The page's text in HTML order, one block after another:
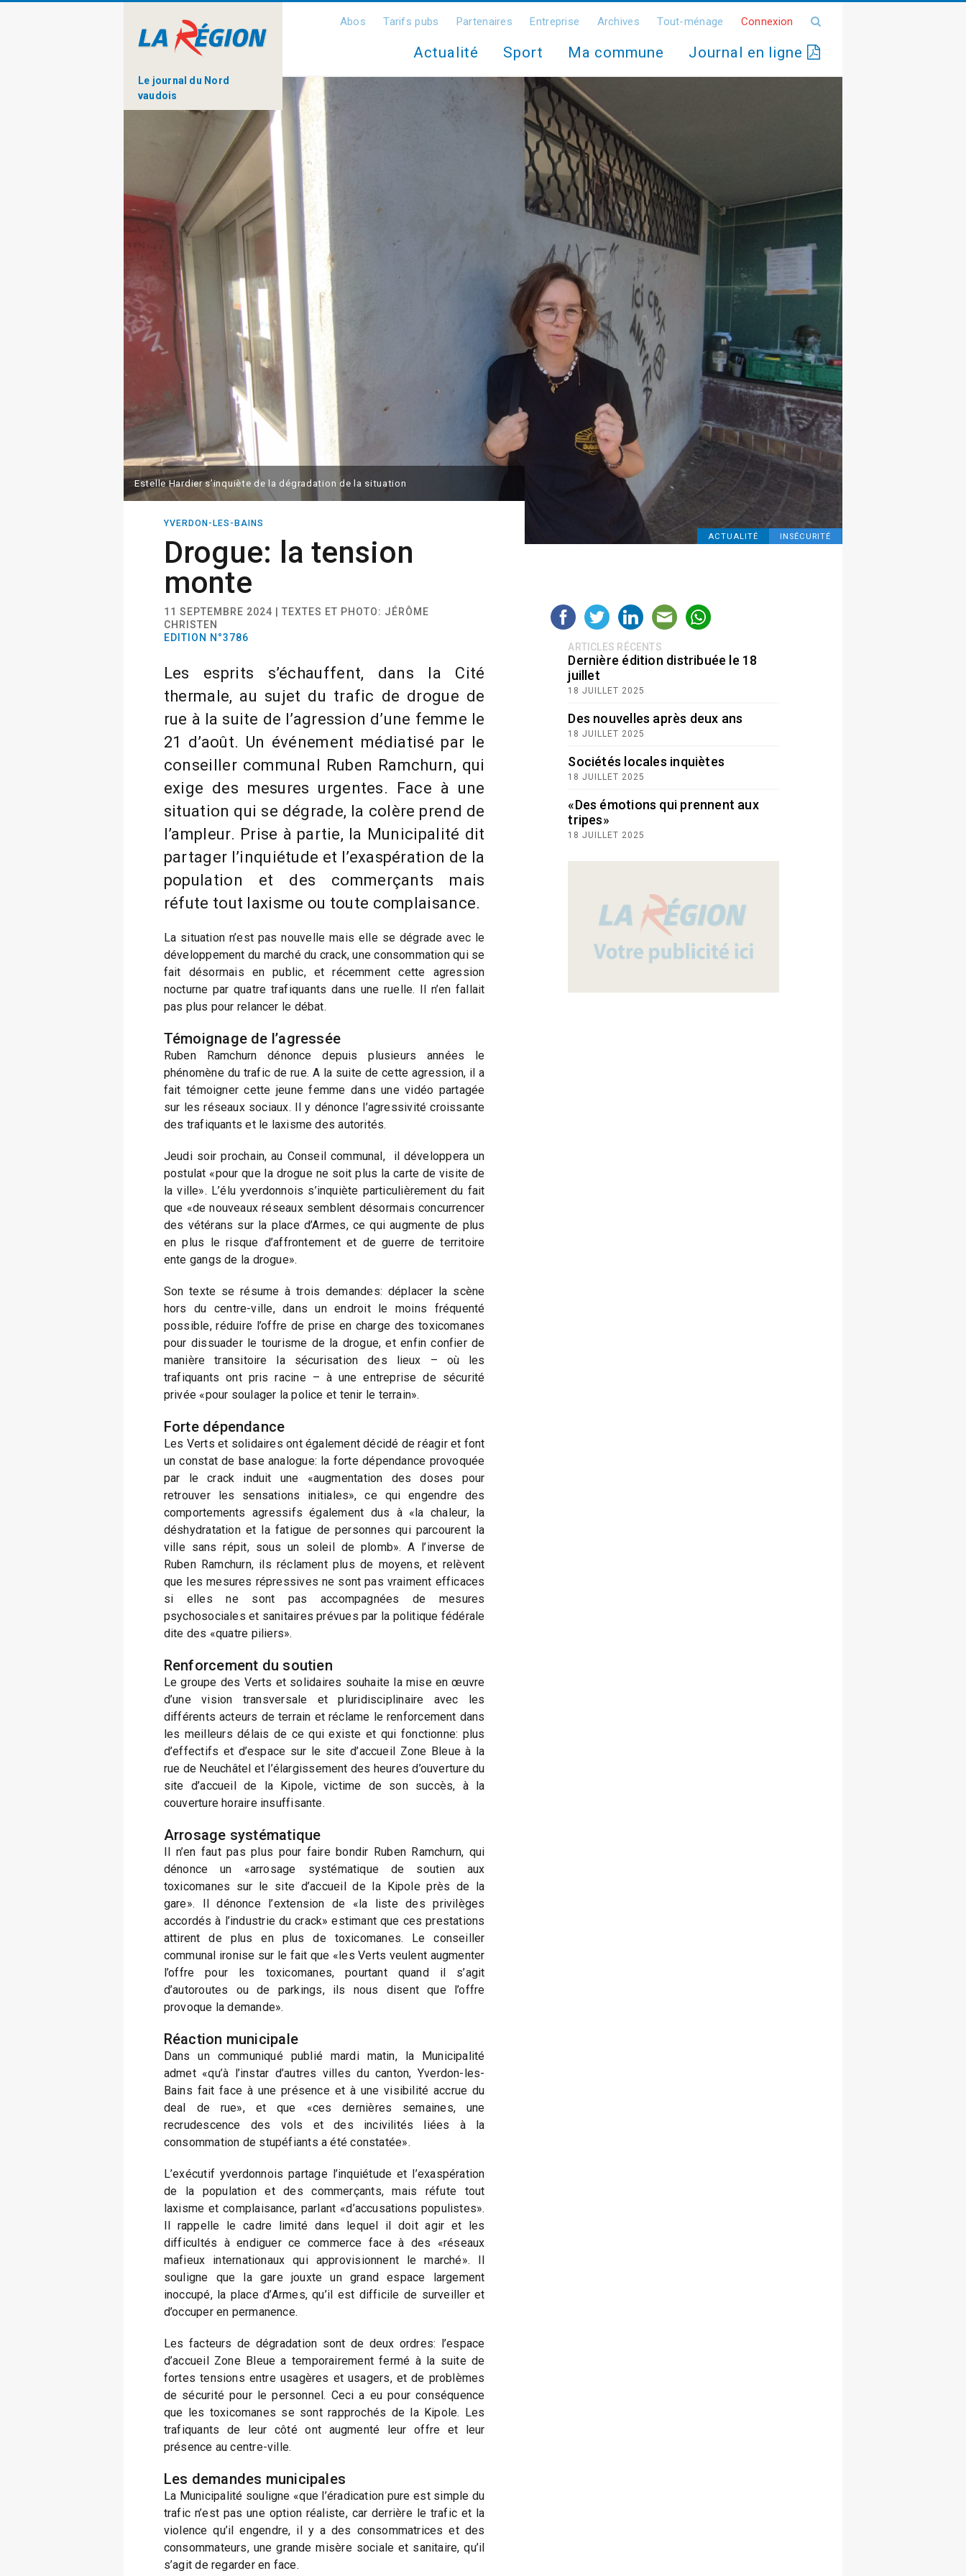
Le journal du Nord
vaudois
Abos Tarifs pubs Partenaires Entreprise Archives Tout-ménage Connexion
Actualité Sport Ma commune Journal en ligne
ACTUALITÉ INSÉCURITÉ
Estelle Hardier s’inquiète de la dégradation de la situation
YVERDON-LES-BAINS
Drogue: la tension
monte
11 SEPTEMBRE 2024 | TEXTES ET PHOTO: JÉRÔME
CHRISTEN
EDITION N°3786
Les esprits s’échauffent, dans la Cité
thermale, au sujet du trafic de drogue de
rue à la suite de l’agression d’une femme le
21 d’août. Un événement médiatisé par le
conseiller communal Ruben Ramchurn, qui
exige des mesures urgentes. Face à une
situation qui se dégrade, la colère prend de
l’ampleur. Prise à partie, la Municipalité dit
partager l’inquiétude et l’exaspération de la
population et des commerçants mais
réfute tout laxisme ou toute complaisance.
La situation n’est pas nouvelle mais elle se dégrade avec le
développement du marché du crack, une consommation qui se
fait désormais en public, et récemment cette agression
nocturne par quatre trafiquants dans une ruelle. Il n’en fallait
pas plus pour relancer le débat.
Témoignage de l’agressée
Ruben Ramchurn dénonce depuis plusieurs années le
phénomène du trafic de rue. A la suite de cette agression, il a
fait témoigner cette jeune femme dans une vidéo partagée
sur les réseaux sociaux. Il y dénonce l’agressivité croissante
des trafiquants et le laxisme des autorités.
Jeudi soir prochain, au Conseil communal, il développera un
postulat «pour que la drogue ne soit plus la carte de visite de
la ville». L’élu yverdonnois s’inquiète particulièrement du fait
que «de nouveaux réseaux semblent désormais concurrencer
des vétérans sur la place d’Armes, ce qui augmente de plus
en plus le risque d’affrontement et de guerre de territoire
ente gangs de la drogue».
Son texte se résume à trois demandes: déplacer la scène
hors du centre-ville, dans un endroit le moins fréquenté
possible, réduire l’offre de prise en charge des toxicomanes
pour dissuader le tourisme de la drogue, et enfin confier de
manière transitoire la sécurisation des lieux – où les
trafiquants ont pris racine – à une entreprise de sécurité
privée «pour soulager la police et tenir le terrain».
Forte dépendance
Les Verts et solidaires ont également décidé de réagir et font
un constat de base analogue: la forte dépendance provoquée
par le crack induit une «augmentation des doses pour
retrouver les sensations initiales», ce qui engendre des
comportements agressifs également dus à «la chaleur, la
déshydratation et la fatigue de personnes qui parcourent la
ville sans répit, sous un soleil de plomb». A l’inverse de
Ruben Ramchurn, ils réclament plus de moyens, et relèvent
que les mesures répressives ne sont pas vraiment efficaces
si elles ne sont pas accompagnées de mesures
psychosociales et sanitaires prévues par la politique fédérale
dite des «quatre piliers».
Renforcement du soutien
Le groupe des Verts et solidaires souhaite la mise en œuvre
d’une vision transversale et pluridisciplinaire avec les
différents acteurs de terrain et réclame le renforcement dans
les meilleurs délais de ce qui existe et qui fonctionne: plus
d’effectifs et d’espace sur le site d’accueil Zone Bleue à la
rue de Neuchâtel et l’élargissement des heures d’ouverture du
site d’accueil de la Kipole, victime de son succès, à la
couverture horaire insuffisante.
Arrosage systématique
Il n’en faut pas plus pour faire bondir Ruben Ramchurn, qui
dénonce un «arrosage systématique de soutien aux
toxicomanes sur le site d’accueil de la Kipole près de la
gare». Il dénonce l’extension de «la liste des privilèges
accordés à l’industrie du crack» estimant que ces prestations
attirent de plus en plus de toxicomanes. Le conseiller
communal ironise sur le fait que «les Verts veulent augmenter
l’offre pour les toxicomanes, pourtant quand il s’agit
d’autoroutes ou de parkings, ils nous disent que l’offre
provoque la demande».
Réaction municipale
Dans un communiqué publié mardi matin, la Municipalité
admet «qu’à l’instar d’autres villes du canton, Yverdon-les-
Bains fait face à une présence et à une visibilité accrue du
deal de rue», et que «ces dernières semaines, une
recrudescence des vols et des incivilités liées à la
consommation de stupéfiants a été constatée».
L’exécutif yverdonnois partage l’inquiétude et l’exaspération
de la population et des commerçants, mais réfute tout
laxisme et complaisance, parlant «d’accusations populistes».
Il rappelle le cadre limité dans lequel il doit agir et les
difficultés à endiguer ce commerce face à des «réseaux
mafieux internationaux qui approvisionnent le marché». Il
souligne que la gare jouxte un grand espace largement
inoccupé, la place d’Armes, qu’il est difficile de surveiller et
d’occuper en permanence.
Les facteurs de dégradation sont de deux ordres: l’espace
d’accueil Zone Bleue a temporairement fermé à la suite de
fortes tensions entre usagères et usagers, et de problèmes
de sécurité pour le personnel. Ceci a eu pour conséquence
que les toxicomanes se sont rapprochés de la Kipole. Les
trafiquants de leur côté ont augmenté leur offre et leur
présence au centre-ville.
Les demandes municipales
La Municipalité souligne «que l’éradication pure est simple du
trafic n’est pas une option réaliste, car derrière le trafic et la
violence qu’il engendre, il y a des consommatrices et des
consommateurs, une grande misère sociale et sanitaire, qu’il
s’agit de regarder en face.
ARTICLES RÉCENTS
Dernière édition distribuée le 18
juillet
18 JUILLET 2025
Des nouvelles après deux ans
18 JUILLET 2025
Sociétés locales inquiètes
18 JUILLET 2025
«Des émotions qui prennent aux
tripes»
18 JUILLET 2025